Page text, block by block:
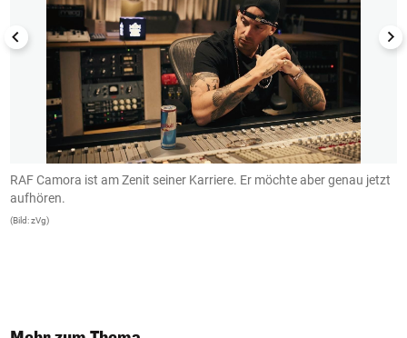
RAF Camora ist am Zenit seiner Karriere. Er möchte aber genau jetzt
aufhören.
(Bild: zVg)